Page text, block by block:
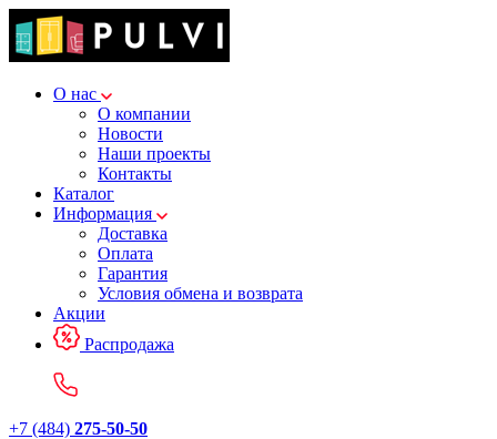
О нас
О компании
Новости
Наши проекты
Контакты
Каталог
Информация
Доставка
Оплата
Гарантия
Условия обмена и возврата
Акции
Распродажа
+7 (484) 275-50-50